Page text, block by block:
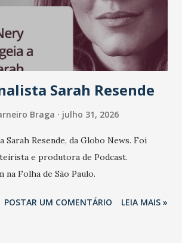
Sarah Resende
Braga julho 31, 2026
Resende, da Globo News. Foi
e produtora de Podcast.
na Folha de São Paulo.
POSTAR UM COMENTÁRIO LEIA MAIS »